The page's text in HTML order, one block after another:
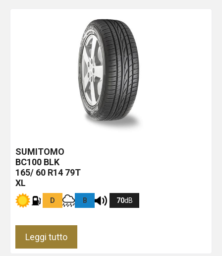
SUMITOMO
BC100 BLK
165/ 60 R14 79T
XL
D B 70dB
Leggi tutto